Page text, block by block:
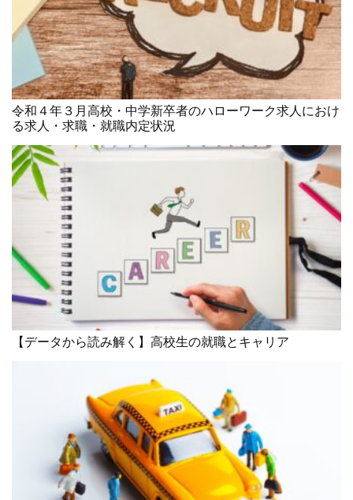
令和４年３月高校・中学新卒者のハローワーク求人におけ
る求人・求職・就職内定状況
【データから読み解く】高校生の就職とキャリア